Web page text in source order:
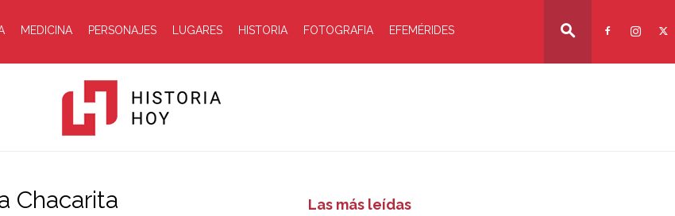
MEDICINA PERSONAJES LUGARES HISTORIA FOTOGRAFIA EFEMÉRIDES
Chacarita Las más leídas